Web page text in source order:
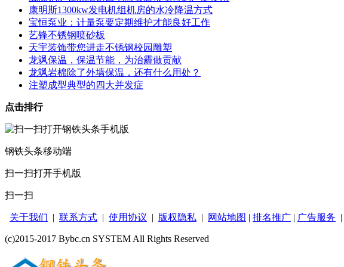
康明斯1300kw发电机组机房的水冷降温方式
宝恒泵业：计量泵要定期维护才能良好工作
艺锋不锈钢喷砂板
天宇装饰带您进走不锈钢校园雕塑
龙飒保温，保温节能，为治霾做贡献
龙飒岩棉除了外墙保温，还有什么用处？
注塑成型典型的四大并发症
点击排行
钢铁头条移动端
扫一扫打开手机版
扫一扫
关于我们 | 联系方式 | 使用协议 | 版权隐私 | 网站地图 | 排名推广 | 广告服务 |
(c)2015-2017 Bybc.cn SYSTEM All Rights Reserved